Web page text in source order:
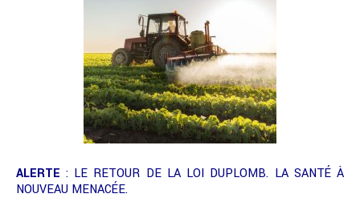
ALERTE : LE RETOUR DE LA LOI DUPLOMB. LA SANTÉ À
NOUVEAU MENACÉE.